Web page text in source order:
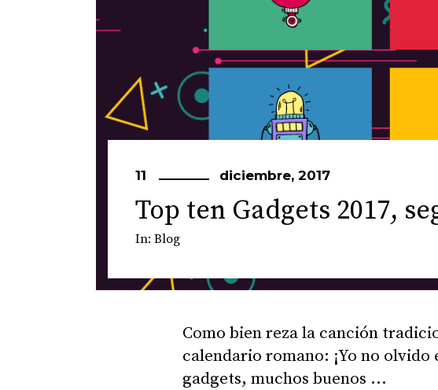
11 diciembre, 2017
Top ten Gadgets 2017,
In: Blog
Como bien reza la canción
calendario romano: ¡Yo no olvido
gadgets, muchos buenos